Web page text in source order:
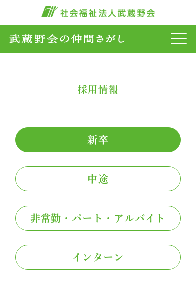
採用情報
新卒
中途
非常勤・パート・アルバイト
インターン